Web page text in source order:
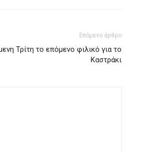
Επόμενο άρθρο
Τρίτη το επόμενο φιλικό για το
Καστράκι